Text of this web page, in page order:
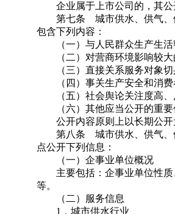
企业属于上市公司的，其公
第七条 城市供水、供气、供
包含下列内容：
（一）与人民群众生产生活
（二）对营商环境影响较大
（三）直接关系服务对象切
（四）事关生产安全和消费
（五）社会舆论关注度高、
（六）其他应当公开的重要
公开内容原则上以长期公开
第八条 城市供水、供气、供
点公开下列信息：
（一）企事业单位概况
主要包括：企事业单位性质
等。
（二）服务信息
1．城市供水行业